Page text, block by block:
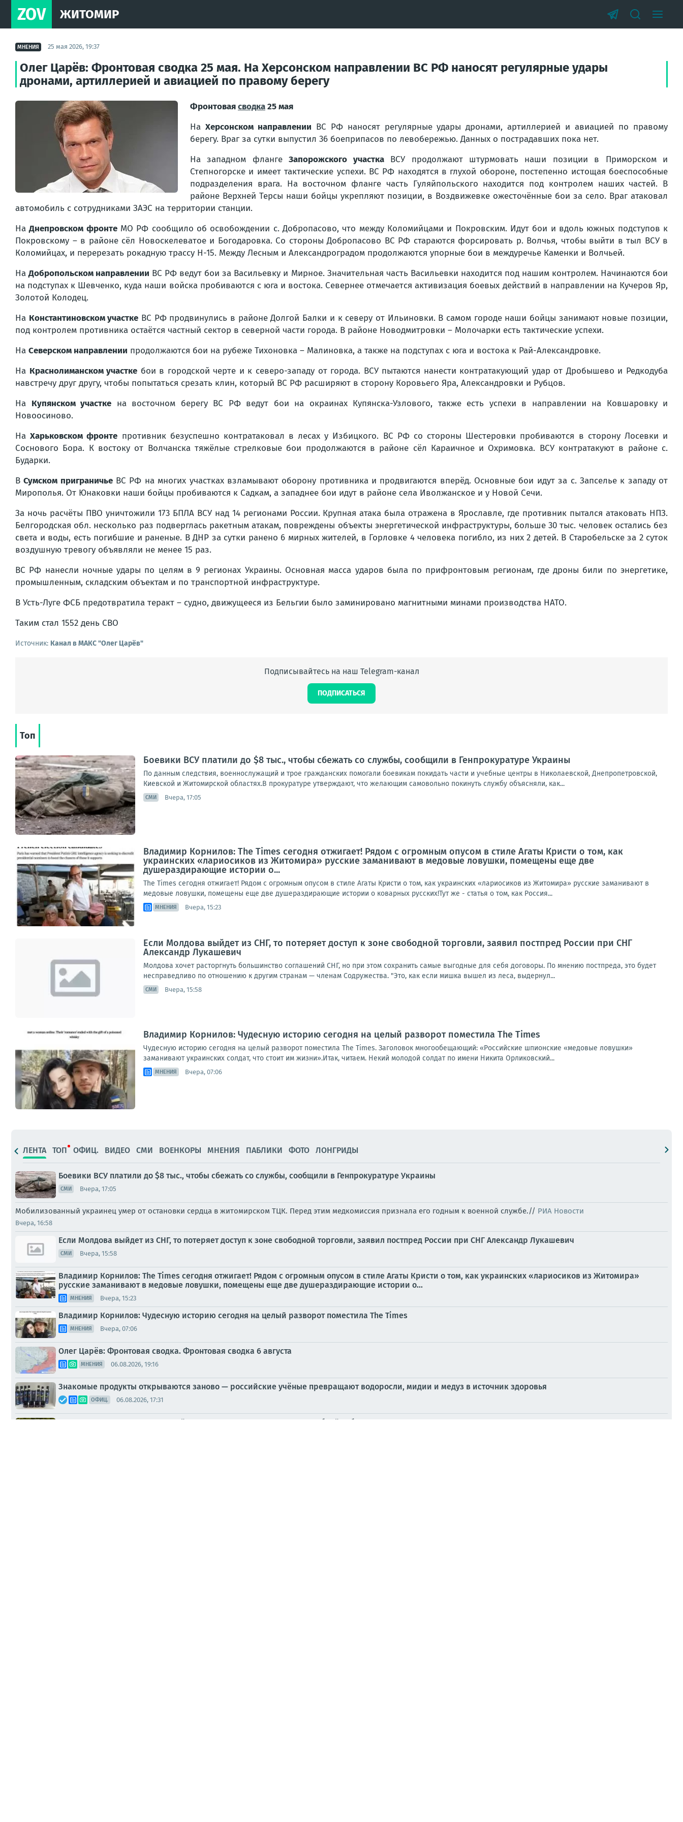
ZOV ЖИТОМИР
МНЕНИЯ 25 мая 2026, 19:37
Олег Царёв: Фронтовая сводка 25 мая. На Херсонском направлении ВС РФ наносят регулярные удары
дронами, артиллерией и авиацией по правому берегу
Фронтоваясводка25 мая
На Херсонском направлении ВС РФ наносят регулярные удары дронами, артиллерией и авиацией по правому
берегу. Враг за сутки выпустил 36 боеприпасов по левобережью. Данных о пострадавших пока нет.
На западном флангеЗапорожского участкаВСУ продолжают штурмовать наши позиции в Приморском и
Степногорске и имеет тактические успехи. ВС РФ находятся в глухой обороне, постепенно истощая боеспособные
подразделения врага. На восточном фланге часть Гуляйпольского находится под контролем наших частей. В
районе Верхней Терсы наши бойцы укрепляют позиции, в Воздвижевке ожесточённые бои за село. Враг атаковал
автомобиль с сотрудниками ЗАЭС на территории станции.
НаДнепровском фронтеМО РФ сообщило об освобождении с. Добропасово, что между Коломийцами и Покровским. Идут бои и вдоль южных подступов к
Покровскому – в районе сёл Новоскелеватое и Богодаровка. Со стороны Добропасово ВС РФ стараются форсировать р. Волчья, чтобы выйти в тыл ВСУ в
Коломийцах, и перерезать рокадную трассу Н-15. Между Лесным и Александроградом продолжаются упорные бои в междуречье Каменки и Волчьей.
НаДобропольском направлении ВС РФ ведут бои за Васильевку и Мирное. Значительная часть Васильевки находится под нашим контролем. Начинаются бои
на подступах к Шевченко, куда наши войска пробиваются с юга и востока. Севернее отмечается активизация боевых действий в направлении на Кучеров Яр,
Золотой Колодец.
На Константиновском участке ВС РФ продвинулись в районе Долгой Балки и к северу от Ильиновки. В самом городе наши бойцы занимают новые позиции,
под контролем противника остаётся частный сектор в северной части города. В районе Новодмитровки – Молочарки есть тактические успехи.
На Северском направлении продолжаются бои на рубеже Тихоновка – Малиновка, а также на подступах с юга и востока к Рай-Александровке.
На Краснолиманском участке бои в городской черте и к северо-западу от города. ВСУ пытаются нанести контратакующий удар от Дробышево и Редкодуба
навстречу друг другу, чтобы попытаться срезать клин, который ВС РФ расширяют в сторону Коровьего Яра, Александровки и Рубцов.
На Купянском участке на восточном берегу ВС РФ ведут бои на окраинах Купянска-Узлового, также есть успехи в направлении на Ковшаровку и
Новоосиново.
НаХарьковском фронте противник безуспешно контратаковал в лесах у Избицкого. ВС РФ со стороны Шестеровки пробиваются в сторону Лосевки и
Соснового Бора. К востоку от Волчанска тяжёлые стрелковые бои продолжаются в районе сёл Караичное и Охримовка. ВСУ контратакуют в районе с.
Бударки.
ВСумском приграничьеВС РФ на многих участках взламывают оборону противника и продвигаются вперёд. Основные бои идут за с. Запселье к западу от
Мирополья. От Юнаковки наши бойцы пробиваются к Садкам, а западнее бои идут в районе села Иволжанское и у Новой Сечи.
За ночь расчёты ПВО уничтожили 173 БПЛА ВСУ над 14 регионами России. Крупная атака была отражена в Ярославле, где противник пытался атаковать НПЗ.
Белгородская обл. несколько раз подверглась ракетным атакам, повреждены объекты энергетической инфраструктуры, больше 30 тыс. человек остались без
света и воды, есть погибшие и раненые. В ДНР за сутки ранено 6 мирных жителей, в Горловке 4 человека погибло, из них 2 детей. В Старобельске за 2 суток
воздушную тревогу объявляли не менее 15 раз.
ВС РФ нанесли ночные удары по целям в 9 регионах Украины. Основная масса ударов была по прифронтовым регионам, где дроны били по энергетике,
промышленным, складским объектам и по транспортной инфраструктуре.
В Усть-Луге ФСБ предотвратила теракт – судно, движущееся из Бельгии было заминировано магнитными минами производства НАТО.
Таким стал 1552 день СВО
Источник: Канал в МАКС "Олег Царёв"
Подписывайтесь на наш Telegram-канал
ПОДПИСАТЬСЯ
Топ
Боевики ВСУ платили до $8 тыс., чтобы сбежать со службы, сообщили в Генпрокуратуре Украины
По данным следствия, военнослужащий и трое гражданских помогали боевикам покидать части и учебные центры в Николаевской, Днепропетровской,
Киевской и Житомирской областях.В прокуратуре утверждают, что желающим самовольно покинуть службу объясняли, как...
СМИ Вчера, 17:05
Владимир Корнилов: The Times сегодня отжигает! Рядом с огромным опусом в стиле Агаты Кристи о том, как
украинских «лариосиков из Житомира» русские заманивают в медовые ловушки, помещены еще две
душераздирающие истории о...
The Times сегодня отжигает! Рядом с огромным опусом в стиле Агаты Кристи о том, как украинских «лариосиков из Житомира» русские заманивают в
медовые ловушки, помещены еще две душераздирающие истории о коварных русских!Тут же - статья о том, как Россия...
МНЕНИЯ Вчера, 15:23
Если Молдова выйдет из СНГ, то потеряет доступ к зоне свободной торговли, заявил постпред России при СНГ
Александр Лукашевич
Молдова хочет расторгнуть большинство соглашений СНГ, но при этом сохранить самые выгодные для себя договоры. По мнению постпреда, это будет
несправедливо по отношению к другим странам — членам Содружества. "Это, как если мишка вышел из леса, выдернул...
СМИ Вчера, 15:58
Владимир Корнилов: Чудесную историю сегодня на целый разворот поместила The Times
Чудесную историю сегодня на целый разворот поместила The Times. Заголовок многообещающий: «Российские шпионские «медовые ловушки»
заманивают украинских солдат, что стоит им жизни».Итак, читаем. Некий молодой солдат по имени Никита Орликовский...
МНЕНИЯ Вчера, 07:06
ЛЕНТА ТОП ОФИЦ. ВИДЕО СМИ ВОЕНКОРЫ МНЕНИЯ ПАБЛИКИ ФОТО ЛОНГРИДЫ
Боевики ВСУ платили до $8 тыс., чтобы сбежать со службы, сообщили в Генпрокуратуре Украины
СМИ Вчера, 17:05
Мобилизованный украинец умер от остановки сердца в житомирском ТЦК. Перед этим медкомиссия признала его годным к военной службе.// РИА Новости
Вчера, 16:58
Если Молдова выйдет из СНГ, то потеряет доступ к зоне свободной торговли, заявил постпред России при СНГ Александр Лукашевич
СМИ Вчера, 15:58
Владимир Корнилов: The Times сегодня отжигает! Рядом с огромным опусом в стиле Агаты Кристи о том, как украинских «лариосиков из Житомира»
русские заманивают в медовые ловушки, помещены еще две душераздирающие истории о...
МНЕНИЯ Вчера, 15:23
Владимир Корнилов: Чудесную историю сегодня на целый разворот поместила The Times
МНЕНИЯ Вчера, 07:06
Олег Царёв: Фронтовая сводка. Фронтовая сводка 6 августа
МНЕНИЯ 06.08.2026, 19:16
Знакомые продукты открываются заново — российские учёные превращают водоросли, мидии и медуз в источник здоровья
ОФИЦ. 06.08.2026, 17:31
В Казани транспортные полицейские ищут новых хозяев для служебной собаки